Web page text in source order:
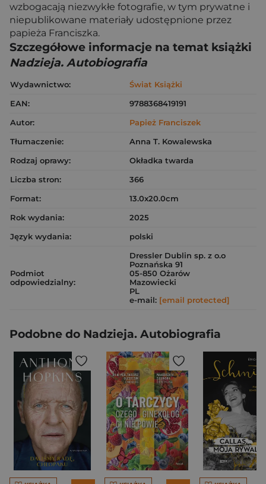
wzbogacają niezwykłe fotografie, w tym prywatne i
niepublikowane materiały udostępnione przez
papieża Franciszka.
Szczegółowe informacje na temat książki
Nadzieja. Autobiografia
Wydawnictwo:
Świat Książki
EAN:
9788368419191
Autor:
Papież Franciszek
Tłumaczenie:
Anna T. Kowalewska
Rodzaj oprawy:
Okładka twarda
Liczba stron:
366
Format:
13.0x20.0cm
Rok wydania:
2025
Język wydania:
polski
Podmiot
odpowiedzialny:
Dressler Dublin sp. z o.o
Poznańska 91
05-850 Ożarów
Mazowiecki
PL
e-mail: [email protected]
Podobne do Nadzieja. Autobiografia